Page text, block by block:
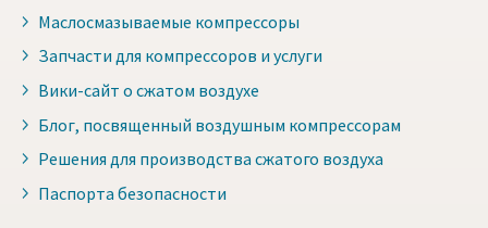
Маслосмазываемые компрессоры
Запчасти для компрессоров и услуги
Вики-сайт о сжатом воздухе
Блог, посвященный воздушным компрессорам
Решения для производства сжатого воздуха
Паспорта безопасности